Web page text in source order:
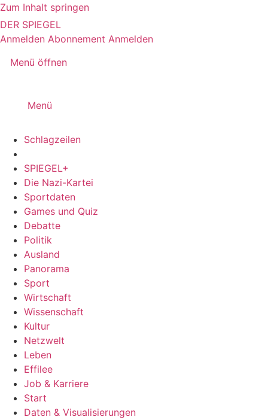
Zum Inhalt springen
DER SPIEGEL
Anmelden Abonnement Anmelden
Menü öffnen
Menü
Schlagzeilen
SPIEGEL+
Die Nazi-Kartei
Sportdaten
Games und Quiz
Debatte
Politik
Ausland
Panorama
Sport
Wirtschaft
Wissenschaft
Kultur
Netzwelt
Leben
Effilee
Job & Karriere
Start
Daten & Visualisierungen